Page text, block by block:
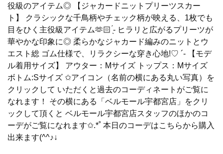
役級のアイテム◎ 【ジャカードニットプリーツスカー
ト】 クラシックな千鳥柄やチェック柄が映える、1枚でも
目をひく主役級アイテム🫶🏻 ̖́-‬ ヒラリと広がるプリーツが
華やかな印象に◎ 柔らかなジャカード編みのニットとウ
エスト総 ゴム仕様で、リラクシーな穿き心地!♡ ´‐ 【モデ
ル着用サイズ】 アウター：Mサイズ トップス：Mサイズ
ボトム:Sサイズ ✩アイコン（名前の横にある丸い写真）を
クリックして いただくと過去のコーディネートがご覧に
なれます！ その横にある「ベルモール宇都宮店」をクリ
ックして頂くと ベルモール宇都宮店スタッフのほかのコ
ーデがご覧になれます✩.*˚ 本日のコーデはこちらから購入
出来ます(^^♪↓